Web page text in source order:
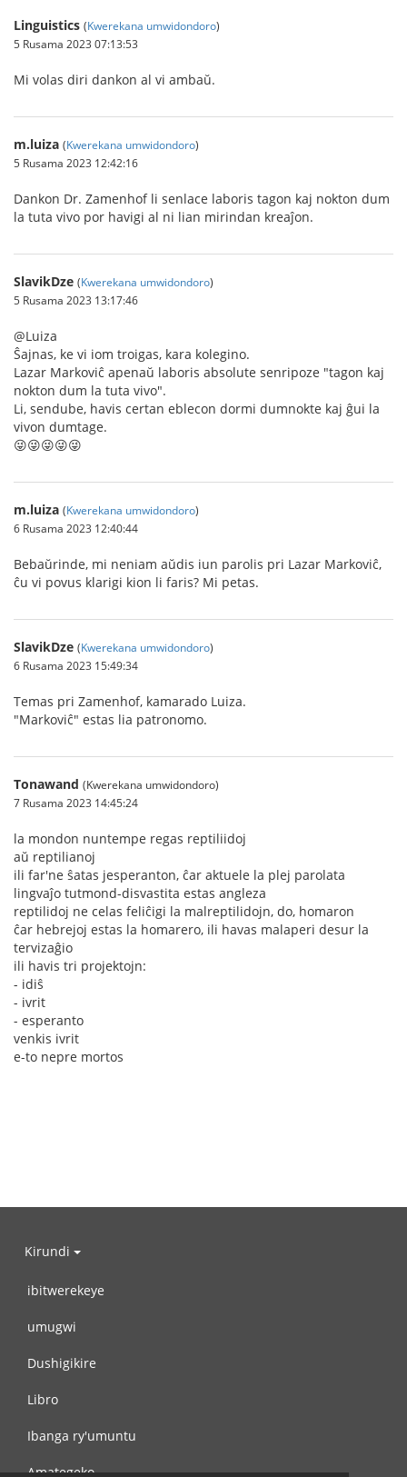
Linguistics (Kwerekana umwidondoro)
5 Rusama 2023 07:13:53
Mi volas diri dankon al vi ambaŭ.
m.luiza (Kwerekana umwidondoro)
5 Rusama 2023 12:42:16
Dankon Dr. Zamenhof li senlace laboris tagon kaj nokton dum
la tuta vivo por havigi al ni lian mirindan kreaĵon.
SlavikDze (Kwerekana umwidondoro)
5 Rusama 2023 13:17:46
@Luiza
Ŝajnas, ke vi iom troigas, kara kolegino.
Lazar Markoviĉ apenaŭ laboris absolute senripoze "tagon kaj
nokton dum la tuta vivo".
Li, sendube, havis certan eblecon dormi dumnokte kaj ĝui la
vivon dumtage.
😜😜😜😜😜
m.luiza (Kwerekana umwidondoro)
6 Rusama 2023 12:40:44
Bebaŭrinde, mi neniam aŭdis iun parolis pri Lazar Markoviĉ,
ĉu vi povus klarigi kion li faris? Mi petas.
SlavikDze (Kwerekana umwidondoro)
6 Rusama 2023 15:49:34
Temas pri Zamenhof, kamarado Luiza.
"Markoviĉ" estas lia patronomo.
Tonawand (Kwerekana umwidondoro)
7 Rusama 2023 14:45:24
la mondon nuntempe regas reptiliidoj
aŭ reptilianoj
ili far'ne ŝatas jesperanton, ĉar aktuele la plej parolata
lingvaĵo tutmond-disvastita estas angleza
reptilidoj ne celas feliĉigi la malreptilidojn, do, homaron
ĉar hebrejoj estas la homarero, ili havas malaperi desur la
tervizaĝio
ili havis tri projektojn:
- idiŝ
- ivrit
- esperanto
venkis ivrit
e-to nepre mortos
Kirundi
ibitwerekeye
umugwi
Dushigikire
Libro
Ibanga ry'umuntu
Amategeko